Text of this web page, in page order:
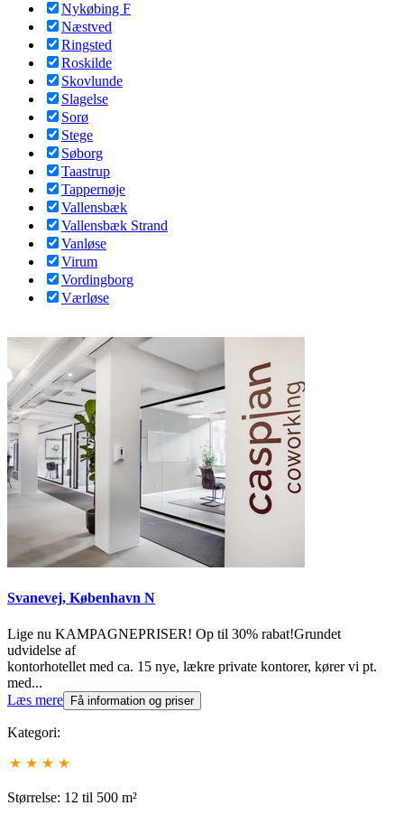
Nykøbing F
Næstved
Ringsted
Roskilde
Skovlunde
Slagelse
Sorø
Stege
Søborg
Taastrup
Tappernøje
Vallensbæk
Vallensbæk Strand
Vanløse
Virum
Vordingborg
Værløse
Svanevej, København N
Lige nu KAMPAGNEPRISER! Op til 30% rabat!Grundet
udvidelse af
kontorhotellet med ca. 15 nye, lækre private kontorer, kører vi pt.
med...
Læs mere
Få information og priser
Kategori:
Størrelse: 12 til 500 m²